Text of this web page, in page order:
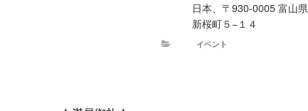
日本、〒930-0005 富山
新桜町５−１４
イベント